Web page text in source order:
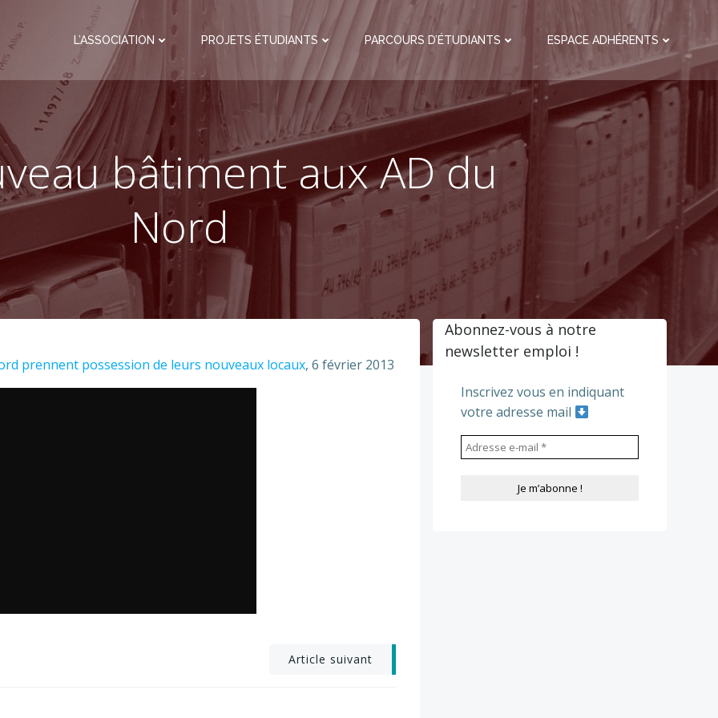
L’ASSOCIATION PROJETS ÉTUDIANTS PARCOURS D’ÉTUDIANTS ESPACE ADHÉRENTS
bâtiment aux AD du
Nord
prennent possession de leurs nouveaux locaux, 6 février 2013
Article suivant
Abonnez-vous à notre
newsletter emploi !
Inscrivez vous en indiquant
votre adresse mail